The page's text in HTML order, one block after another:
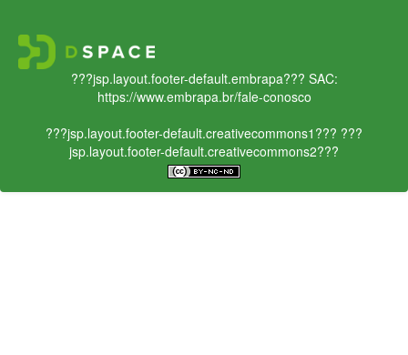
???jsp.layout.footer-default.embrapa??? SAC:
https://www.embrapa.br/fale-conosco
???jsp.layout.footer-default.creativecommons1??? ???
jsp.layout.footer-default.creativecommons2???